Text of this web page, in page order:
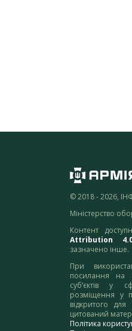
© 2018 - 2026,
Міністерство
Контент
Attribution
зазначено інше.
При
посилання на
суб’єктів у
розміщення у
відкритого
цитований
Політика